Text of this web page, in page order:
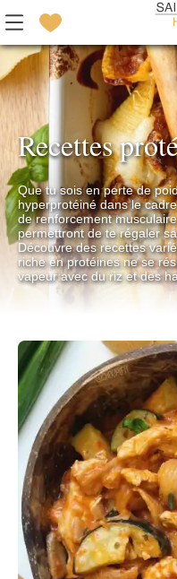
Recettes
Que tu sois en perte de
hyperprotéiné dans le
de renforcement
permettront de te régaler
Découvre des recettes
riche en protéines ne se
vapeur avec du riz et des